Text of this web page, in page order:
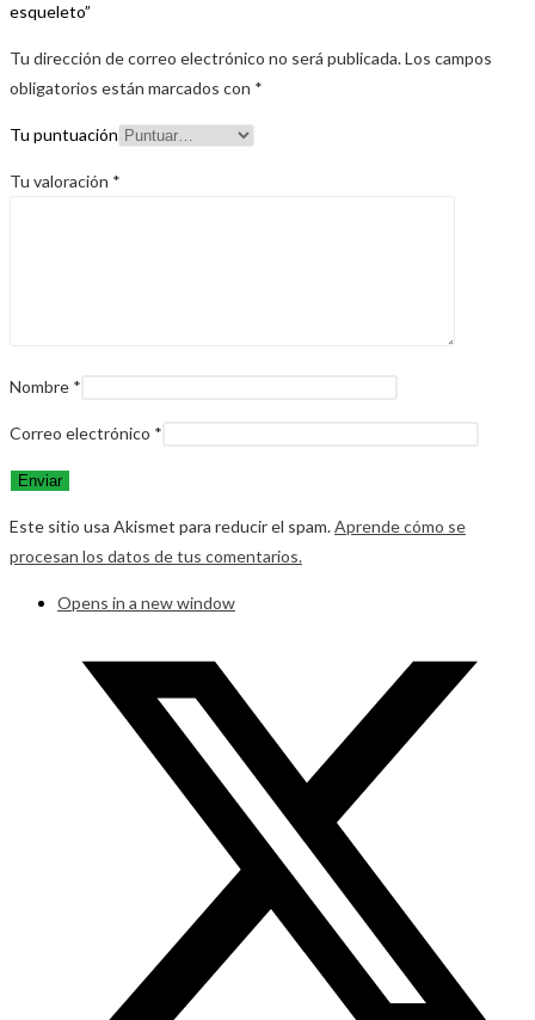
esqueleto”
Tu dirección de correo electrónico no será publicada.Los campos
obligatorios están marcados con *
Tu puntuación
Tu valoración *
Nombre *
Correo electrónico *
Este sitio usa Akismet para reducir el spam.Aprende cómo se
procesan los datos de tus comentarios.
Opens in a new window